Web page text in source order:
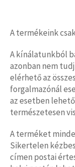
A termékeink
A kínálatunkból
azonban nem
elérhető az
forgalmazónál
az esetben
természetesen
A terméket
Sikertelen
címen postai